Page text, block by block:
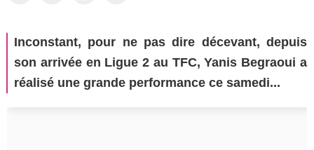
Inconstant, pour ne pas dire décevant, depuis
son arrivée en Ligue 2 au TFC, Yanis Begraoui a
réalisé une grande performance ce samedi...